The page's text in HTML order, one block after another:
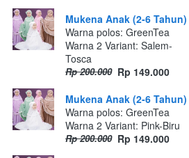
Mukena Anak (2-6 Tahun)
Warna polos: GreenTea
Warna 2 Variant: Salem-
Tosca
Rp 200.000 Rp 149.000
Mukena Anak (2-6 Tahun)
Warna polos: GreenTea
Warna 2 Variant: Pink-Biru
Rp 200.000 Rp 149.000